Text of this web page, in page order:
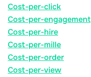
Cost-per-click
Cost-per-engagement
Cost-per-hire
Cost-per-mille
Cost-per-order
Cost-per-view